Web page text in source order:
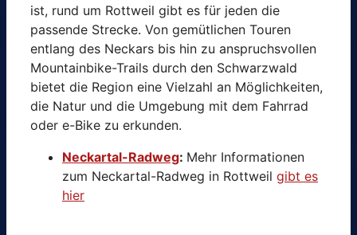
ist, rund um Rottweil gibt es für jeden die
passende Strecke. Von gemütlichen Touren
entlang des Neckars bis hin zu anspruchsvollen
Mountainbike-Trails durch den Schwarzwald
bietet die Region eine Vielzahl an Möglichkeiten,
die Natur und die Umgebung mit dem Fahrrad
oder e-Bike zu erkunden.
Neckartal-Radweg: Mehr Informationen
zum Neckartal-Radweg in Rottweil gibt es
hier